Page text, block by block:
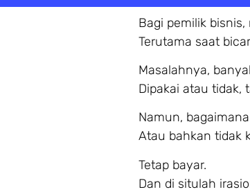
Bagi pemilik
Terutama saat
Masalahnya,
Dipakai atau tidak,
Namun,
Atau bahkan tidak
Tetap bayar.
Dan di situlah